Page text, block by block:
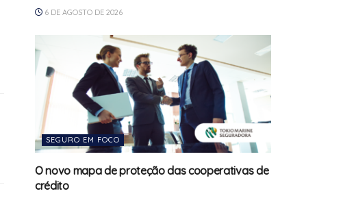
6 DE AGOSTO DE 2026
SEGURO EM FOCO
O novo mapa de proteção das cooperativas de
crédito